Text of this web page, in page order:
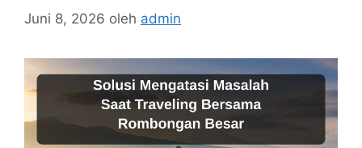
Juni 8, 2026 oleh admin